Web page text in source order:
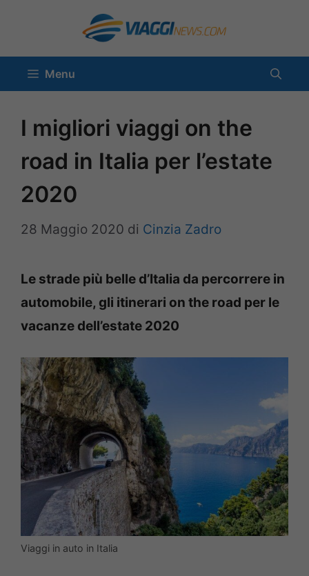
contenuto
Menu
I migliori viaggi on the
road in Italia per l’estate
2020
28 Maggio 2020 di Cinzia Zadro
Le strade più belle d’Italia da percorrere in
automobile, gli itinerari on the road per le
vacanze dell’estate 2020
Viaggi in auto in Italia